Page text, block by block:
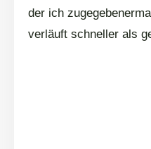
der ich
verläuft schneller als